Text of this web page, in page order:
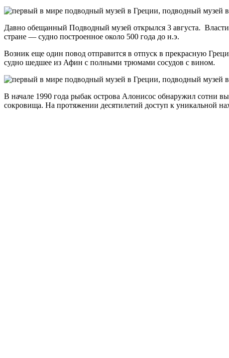
Давно обещанный Подводный музей открылся 3 августа.
стране — судно построенное около 500 года до н.э.
Возник еще один повод отправится в отпуск в прекрасную
судно шедшее из Афин с полными трюмами сосудов с вином.
В начале 1990 года рыбак острова Алонисос обнаружил сотни
сокровища. На протяжении десятилетий доступ к уникальной